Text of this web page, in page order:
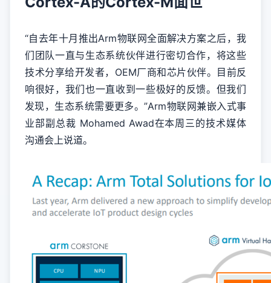
“自去年十月推出Arm物联网全面解决方案之后，我
们团队一直与生态系统伙伴进行密切合作，将这些
技术分享给开发者，OEM厂商和芯片伙伴。目前反
响很好，我们也一直收到一些极好的反馈。但我们
发现，生态系统需要更多。”Arm物联网兼嵌入式事
业部副总裁 Mohamed Awad在本周三的技术媒体
沟通会上说道。